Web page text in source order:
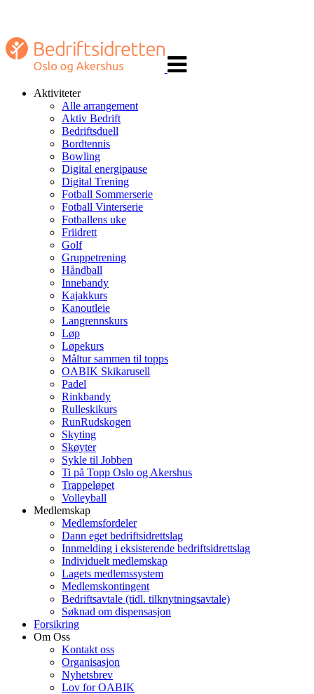
navigasjon
Aktiviteter
Alle arrangement
Aktiv Bedrift
Bedriftsduell
Bordtennis
Bowling
Digital energipause
Digital Trening
Fotball Sommerserie
Fotball Vinterserie
Fotballens uke
Friidrett
Golf
Gruppetrening
Håndball
Innebandy
Kajakkurs
Kanoutleie
Langrennskurs
Løp
Løpekurs
Måltur sammen til topps
OABIK Skikarusell
Padel
Rinkbandy
Rulleskikurs
RunRudskogen
Skyting
Skøyter
Sykle til Jobben
Ti på Topp Oslo og Akershus
Trappeløpet
Volleyball
Medlemskap
Medlemsfordeler
Dann eget bedriftsidrettslag
Innmelding i eksisterende bedriftsidrettslag
Individuelt medlemskap
Lagets medlemssystem
Medlemskontingent
Bedriftsavtale (tidl. tilknytningsavtale)
Søknad om dispensasjon
Forsikring
Om Oss
Kontakt oss
Organisasjon
Nyhetsbrev
Lov for OABIK